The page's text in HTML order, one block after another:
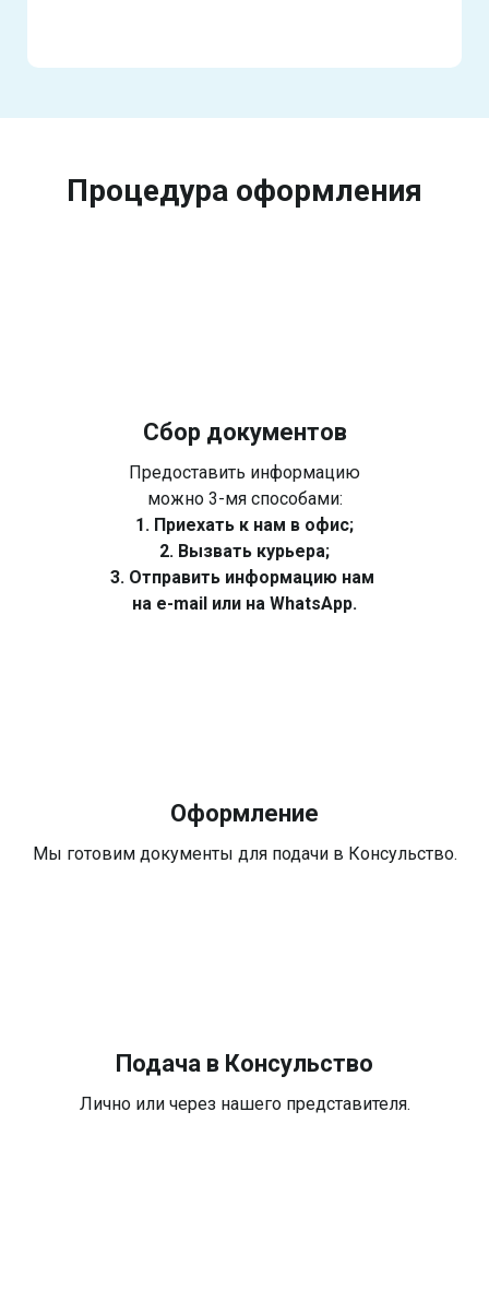
Процедура оформления
Сбор документов
Предоставить информацию
можно 3-мя способами:
1. Приехать к нам в офис;
2. Вызвать курьера;
3. Отправить информацию нам
на e-mail или на WhatsApp.
Оформление
Мы готовим документы для подачи в Консульство.
Подача в Консульство
Лично или через нашего представителя.